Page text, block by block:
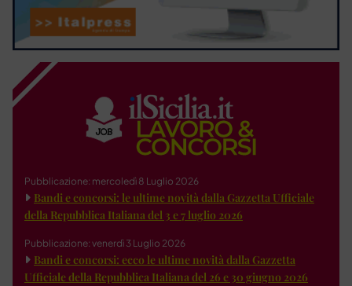
Pubblicazione: mercoledì 8 Luglio 2026
Bandi e concorsi: le ultime novità dalla Gazzetta Ufficiale
della Repubblica Italiana del 3 e 7 luglio 2026
Pubblicazione: venerdì 3 Luglio 2026
Bandi e concorsi: ecco le ultime novità dalla Gazzetta
Ufficiale della Repubblica Italiana del 26 e 30 giugno 2026